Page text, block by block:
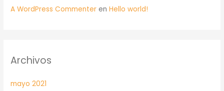
A WordPress Commenter enHello world!
Archivos
mayo 2021